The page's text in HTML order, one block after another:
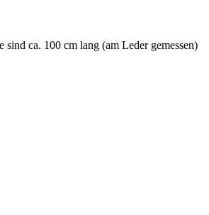
ca. 100 cm lang (am Leder gemessen)